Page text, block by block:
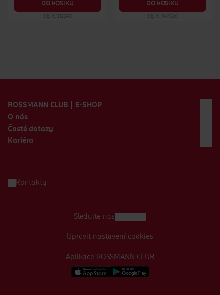
DO KOŠÍKU
Obj. č.: 212243
DO KOŠÍKU
Obj. č.: 947626
ROSSMANN CLUB | E-SHOP
O nás
Časté dotazy
Kariéra
Kontakty
Aplikace ROSSMANN CLUB
Sledujte nás
Upravit nastavení cookies